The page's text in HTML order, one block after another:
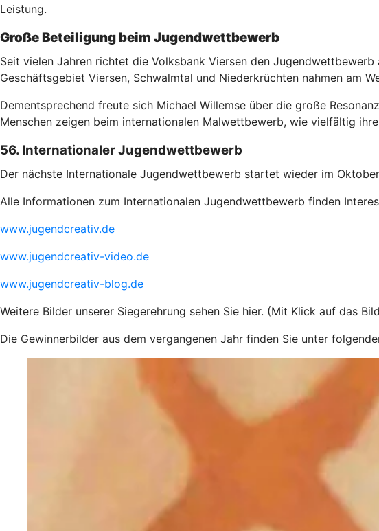
Leistung.
Große Beteiligung beim Jugendwettbewerb
Seit vielen Jahren richtet die Volksbank Viersen den
Geschäftsgebiet Viersen, Schwalmtal und Niederkrüchten nahmen am
Dementsprechend freute sich Michael Willemse über die große
Menschen zeigen beim internationalen Malwettbewerb, wie vielfältig
56. Internationaler Jugendwettbewerb
Der nächste Internationale Jugendwettbewerb startet wieder im
Alle Informationen zum Internationalen Jugendwettbewerb finden
www.jugendcreativ.de
www.jugendcreativ-video.de
www.jugendcreativ-blog.de
Weitere Bilder unserer Siegerehrung sehen Sie hier. (Mit Klick auf das
Die Gewinnerbilder aus dem vergangenen Jahr finden Sie unter